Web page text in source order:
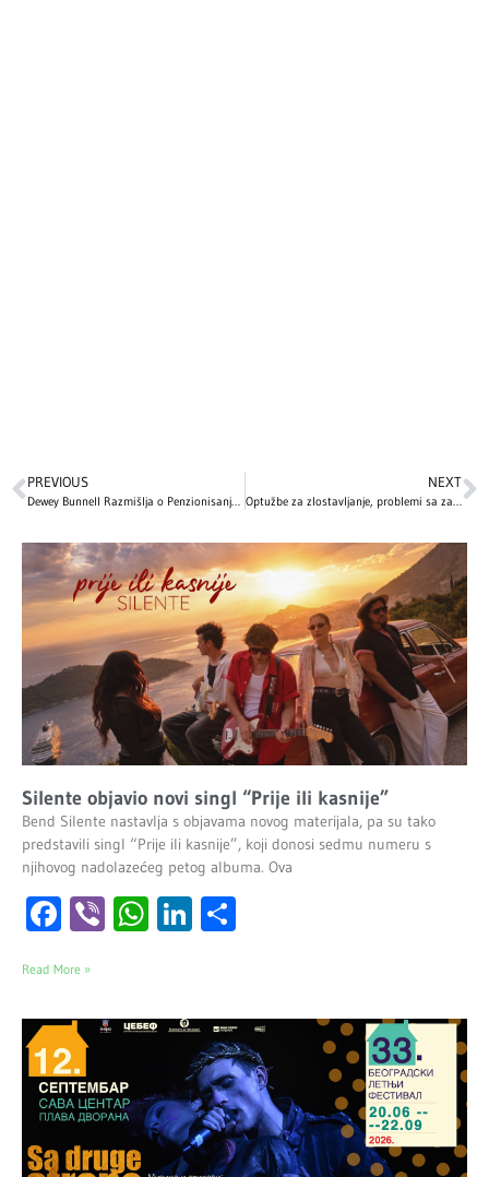
PREVIOUS NEXT
Silente objavio novi singl “Prije ili kasnije”
Bend Silente nastavlja s objavama novog materijala, pa su tako
predstavili singl “Prije ili kasnije”, koji donosi sedmu numeru s
njihovog nadolazećeg petog albuma. Ova
Facebook
ViberWhatsApp
LinkedIn
Read More »